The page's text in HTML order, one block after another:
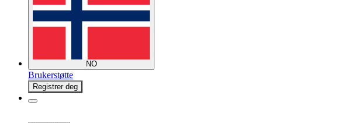
NO
Brukerstøtte
Registrer deg